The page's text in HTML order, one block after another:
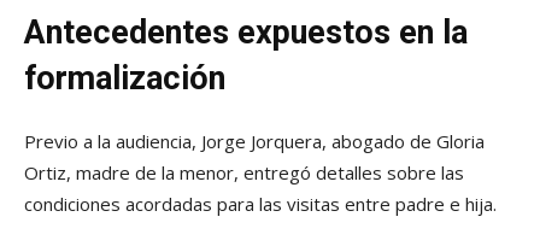
Antecedentes expuestos en la
formalización
Previo a la audiencia, Jorge Jorquera, abogado de Gloria
Ortiz, madre de la menor, entregó detalles sobre las
condiciones acordadas para las visitas entre padre e hija.